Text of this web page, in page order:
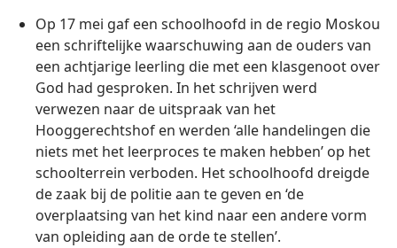
Op 17 mei gaf een schoolhoofd in de regio Moskou
een schriftelijke waarschuwing aan de ouders van
een achtjarige leerling die met een klasgenoot over
God had gesproken. In het schrijven werd
verwezen naar de uitspraak van het
Hooggerechtshof en werden ‘alle handelingen die
niets met het leerproces te maken hebben’ op het
schoolterrein verboden. Het schoolhoofd dreigde
de zaak bij de politie aan te geven en ‘de
overplaatsing van het kind naar een andere vorm
van opleiding aan de orde te stellen’.